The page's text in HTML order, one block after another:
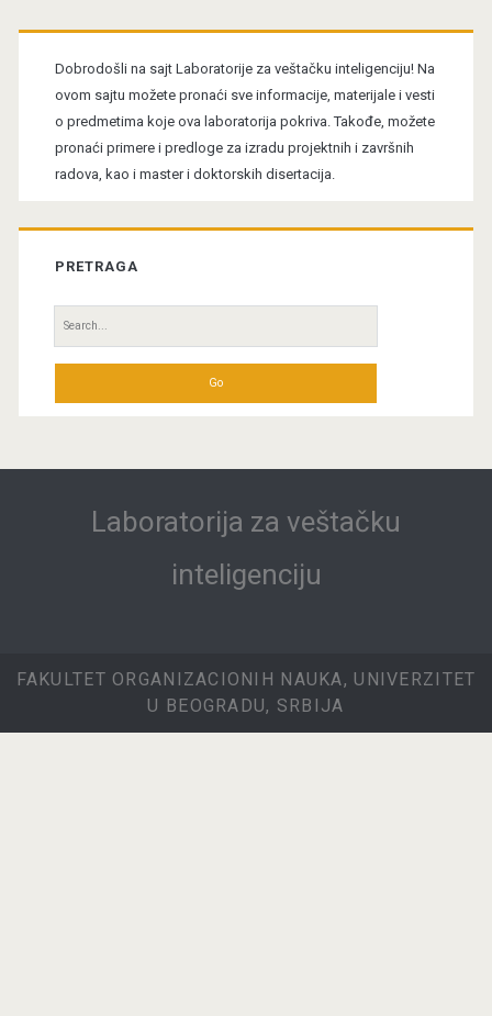
Primary
Sidebar
Dobrodošli na sajt Laboratorije za veštačku inteligenciju! Na
ovom sajtu možete pronaći sve informacije, materijale i vesti
o predmetima koje ova laboratorija pokriva. Takođe, možete
pronaći primere i predloge za izradu projektnih i završnih
radova, kao i master i doktorskih disertacija.
PRETRAGA
Search
for:
Laboratorija za veštačku
inteligenciju
FAKULTET ORGANIZACIONIH NAUKA, UNIVERZITET
U BEOGRADU, SRBIJA